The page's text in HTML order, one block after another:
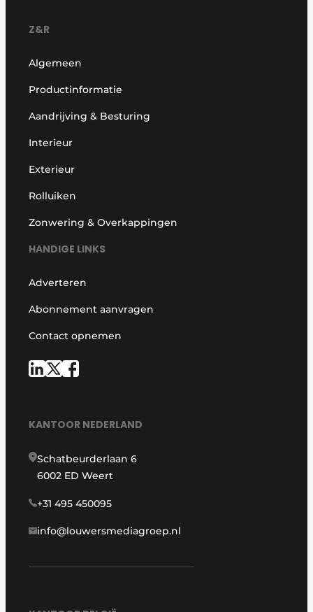
Z&R
Algemeen
Productinformatie
Aandrijving & Besturing
Interieur
Exterieur
Rolluiken
Zonwering & Overkappingen
HANDIGE LINKS
Adverteren
Abonnement aanvragen
Contact opnemen
KANTOOR NEDERLAND
Schatbeurderlaan 6
6002 ED Weert
+31 495 450095
info@louwersmediagroep.nl